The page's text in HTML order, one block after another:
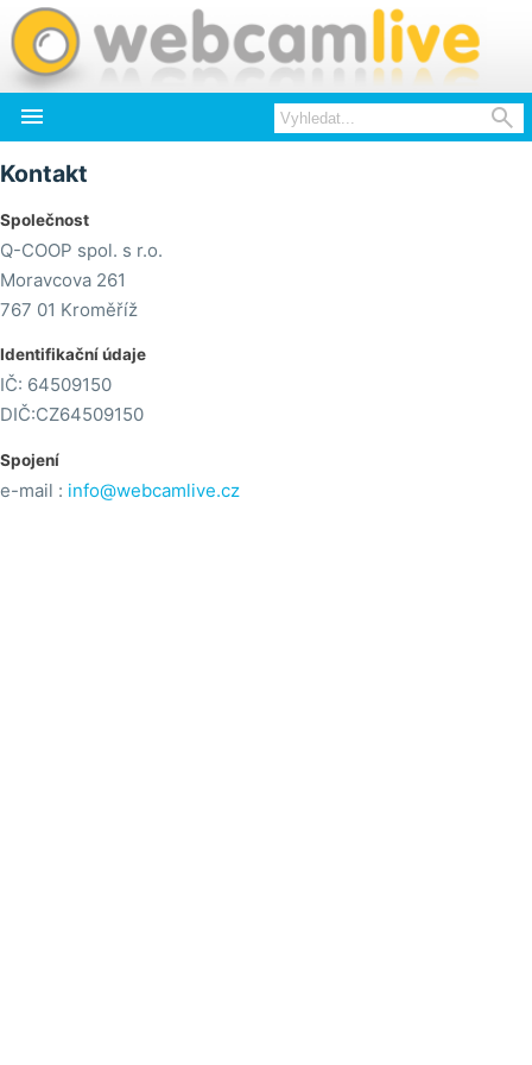
 
Kontakt
Společnost
Q-COOP spol. s r.o.
Moravcova 261
767 01 Kroměříž
Identifikační údaje
IČ: 64509150
DIČ:CZ64509150
Spojení
e-mail : info@webcamlive.cz